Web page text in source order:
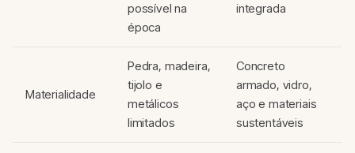
possível na
época
integrada
Materialidade
Pedra, madeira,
tijolo e
metálicos
limitados
Concreto
armado, vidro,
aço e materiais
sustentáveis